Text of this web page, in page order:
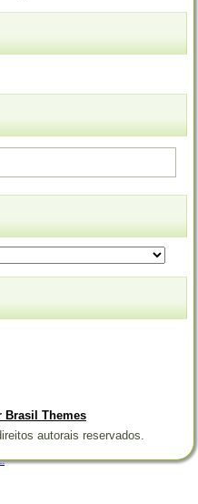
Brasil Themes
autorais reservados.